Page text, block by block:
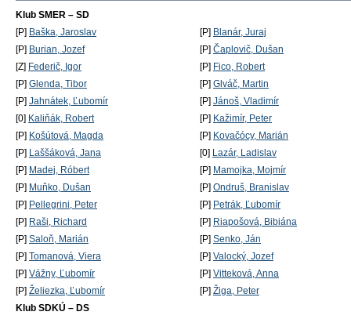
Klub SMER – SD
[P] Baška, Jaroslav [P] Blanár, Juraj
[P] Burian, Jozef [P] Čaplovič, Dušan
[Z] Federič, Igor [P] Fico, Robert
[P] Glenda, Tibor [P] Glváč, Martin
[P] Jahnátek, Ľubomír [P] Jánoš, Vladimír
[0] Kaliňák, Robert [P] Kažimír, Peter
[P] Košútová, Magda [P] Kovačócy, Marián
[P] Laššáková, Jana [0] Lazár, Ladislav
[P] Madej, Róbert [P] Mamojka, Mojmír
[P] Muňko, Dušan [P] Ondruš, Branislav
[P] Pellegrini, Peter [P] Petrák, Ľubomír
[P] Raši, Richard [P] Riapošová, Bibiána
[P] Saloň, Marián [P] Senko, Ján
[P] Tomanová, Viera [P] Valocký, Jozef
[P] Vážny, Ľubomír [P] Vitteková, Anna
[P] Želiezka, Ľubomír [P] Žiga, Peter
Klub SDKÚ – DS